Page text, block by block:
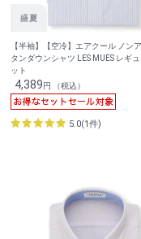
【半袖】【空冷】エアクール ノン
タンダウンシャツ LES MUES レギ
ット
4,389円 （税込）
5.0(1件)